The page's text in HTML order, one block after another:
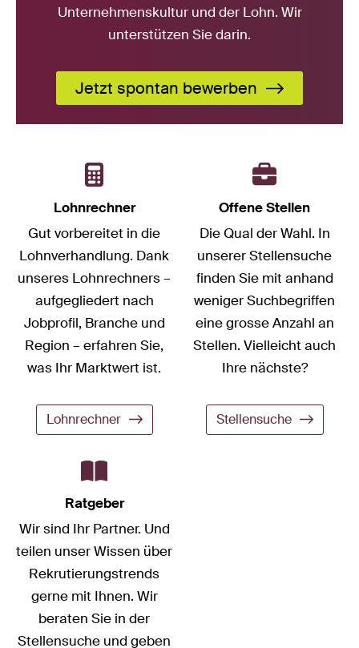
Unternehmenskultur und der Lohn. Wir
unterstützen Sie darin.
Jetzt spontan bewerben
Lohnrechner
Gut vorbereitet in die
Lohnverhandlung. Dank
unseres Lohnrechners –
aufgegliedert nach
Jobprofil, Branche und
Region – erfahren Sie,
was Ihr Marktwert ist.
Lohnrechner
Offene Stellen
Die Qual der Wahl. In
unserer Stellensuche
finden Sie mit anhand
weniger Suchbegriffen
eine grosse Anzahl an
Stellen. Vielleicht auch
Ihre nächste?
Stellensuche
Ratgeber
Wir sind Ihr Partner. Und
teilen unser Wissen über
Rekrutierungstrends
gerne mit Ihnen. Wir
beraten Sie in der
Stellensuche und geben